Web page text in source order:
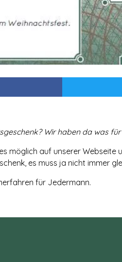
Wir haben da was für
möglich auf unserer Webseite
es muss ja nicht immer
für Jedermann.